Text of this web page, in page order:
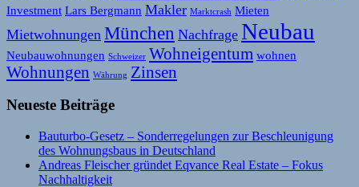
Investment Lars Bergmann Makler Marktcrash Mieten
Mietwohnungen München Nachfrage Neubau
Neubauwohnungen Schweizer Wohneigentum wohnen
Wohnungen Währung Zinsen
Neueste Beiträge
Bauturbo-Gesetz – Sonderregelungen zur Beschleunigung
des Wohnungsbaus in Deutschland
Andreas Fleischer gründet Eqvance Real Estate – Fokus
Nachhaltigkeit